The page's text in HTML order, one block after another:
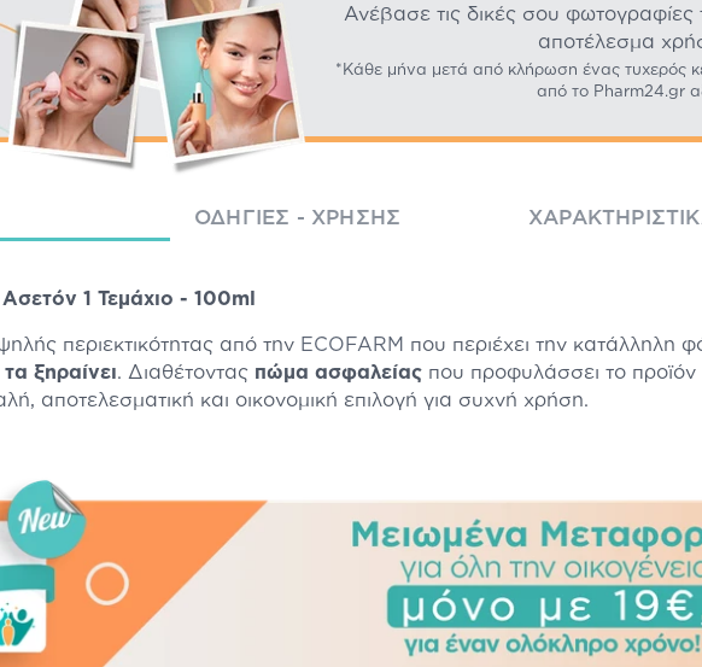
Ανέβασε τις δικές σου φωτογραφίες
αποτέλεσμα
*Κάθε μήνα μετά από κλήρωση ένας τυχερός
από το Pharm24.gr
ΟΔΗΓΊΕΣ - ΧΡΉΣΗΣ
1 Τεμάχιο - 100ml
περιεκτικότητας από την ECOFARM που περιέχει την κατάλληλη
ξηραίνει. Διαθέτοντας πώμα ασφαλείας που προφυλάσσει το
αποτελεσματική και οικονομική επιλογή για συχνή χρήση.